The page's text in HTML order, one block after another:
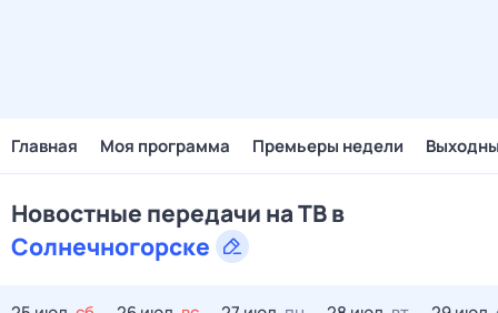
Главная Моя программа Премьеры недели
Новостные передачи на ТВ в
Солнечногорске